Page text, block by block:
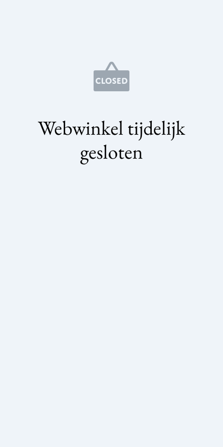
Webwinkel tijdelijk
gesloten